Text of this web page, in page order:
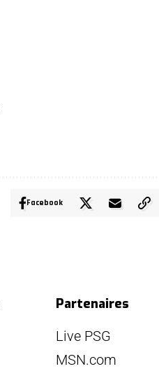
Facebook
Partenaires
Live PSG
MSN.com